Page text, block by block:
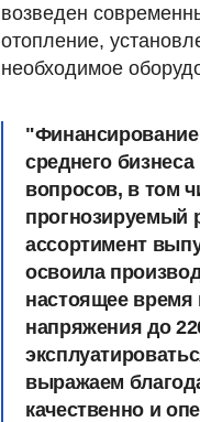
возведен
отопление,
необходимое
"Финансирование
среднего
вопросов, в том
прогнозируемый
ассортимент
освоила
настоящее время
напряжения до
выражаем
качественно и